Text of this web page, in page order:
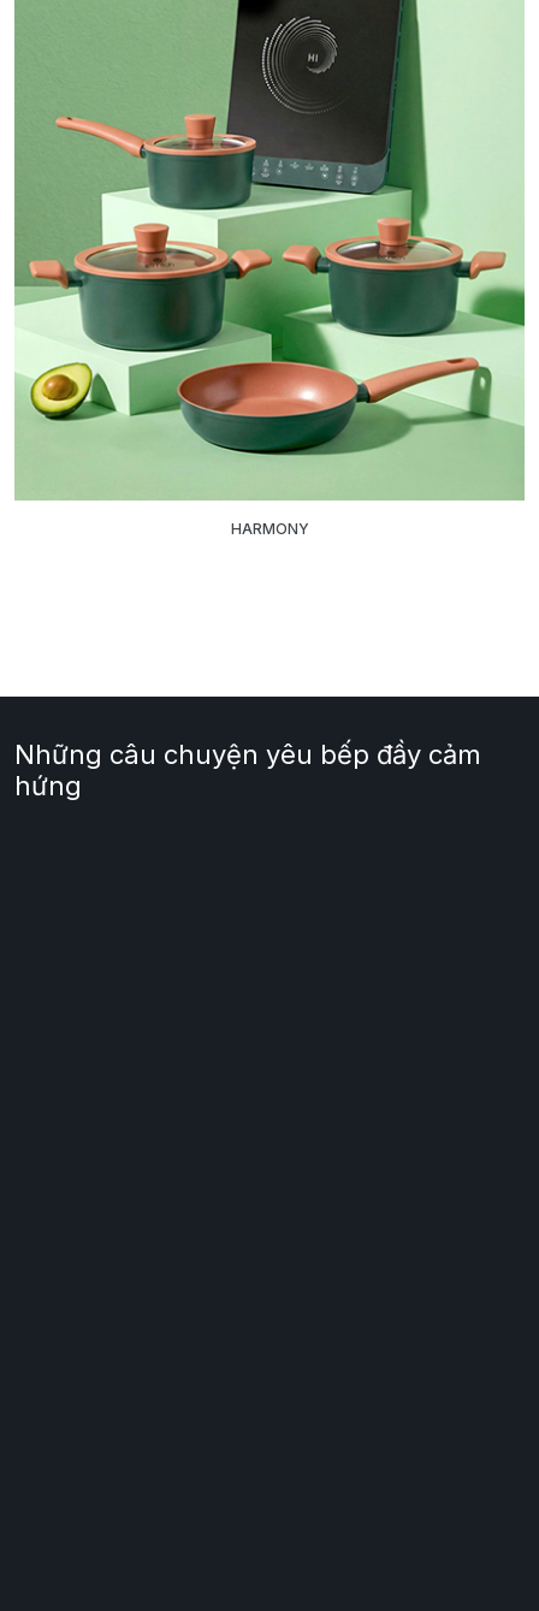
HARMONY
Những câu chuyện yêu bếp đầy cảm
hứng